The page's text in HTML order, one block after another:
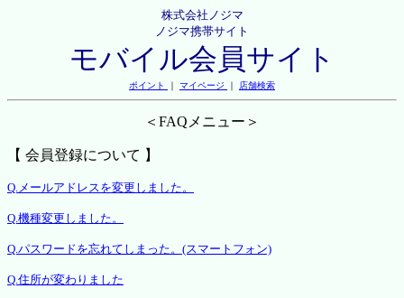
株式会社ノジマ
ノジマ携帯サイト
モバイル会員サイト
ポイント ｜ マイページ ｜ 店舗検索
＜FAQメニュー＞
【 会員登録について 】
Q.メールアドレスを変更しました。
Q.機種変更しました。
Q.パスワードを忘れてしまった。(スマートフォン)
Q.住所が変わりました